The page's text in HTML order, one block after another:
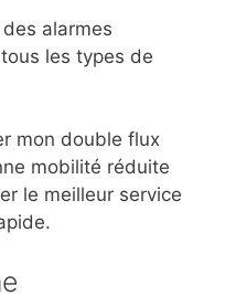
alarmes
les types de
mon double flux
mobilité réduite
le meilleur service